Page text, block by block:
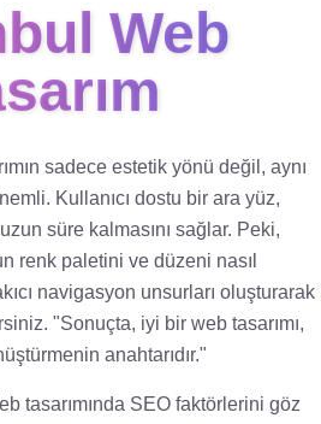
Web
sadece estetik yönü değil, aynı
Kullanıcı dostu bir ara yüz,
süre kalmasını sağlar. Peki,
renk paletini ve düzeni nasıl
navigasyon unsurları oluşturarak
"Sonuçta, iyi bir web tasarımı,
anahtarıdır."
tasarımında SEO faktörlerini göz